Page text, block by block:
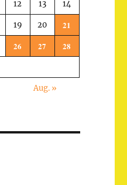
12 13 14
19 20 21
26 27 28
Aug. »